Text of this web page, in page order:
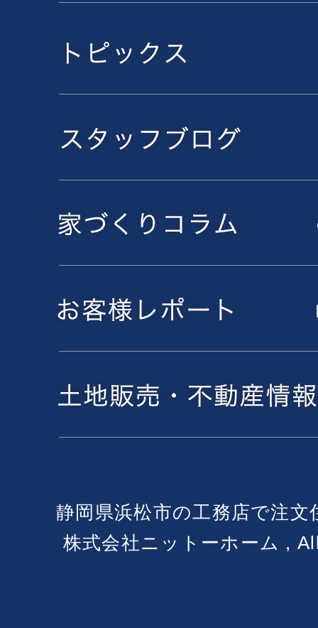
静岡県浜松市の工務店で注
株式会社ニットーホーム ,